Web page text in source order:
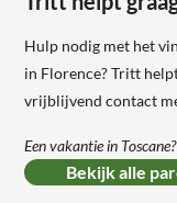
Hulp nodig met het
in Florence? Tritt
vrijblijvend contact
Een vakantie in
Bekijk alle